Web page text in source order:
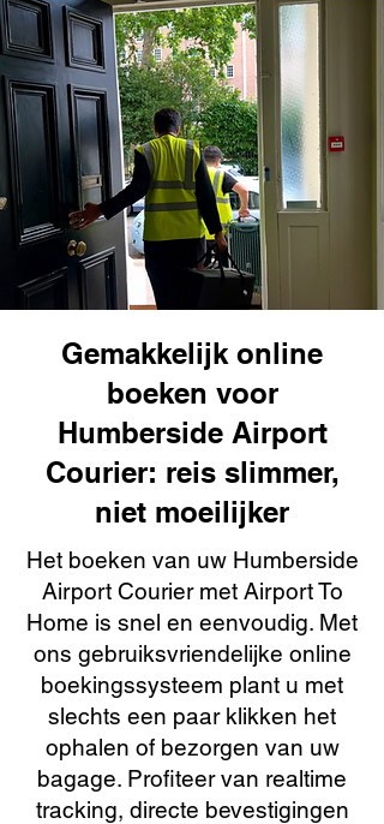
Gemakkelijk online
boeken voor
Humberside Airport
Courier: reis slimmer,
niet moeilijker
Het boeken van uw Humberside
Airport Courier met Airport To
Home is snel en eenvoudig. Met
ons gebruiksvriendelijke online
boekingssysteem plant u met
slechts een paar klikken het
ophalen of bezorgen van uw
bagage. Profiteer van realtime
tracking, directe bevestigingen